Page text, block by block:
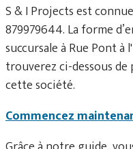
S & I Projects est
879979644. La forme
succursale à Rue Pont à
trouverez ci-dessous
cette société.
Commencez